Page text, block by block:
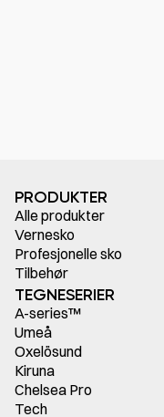
PRODUKTER
Alle produkter
Vernesko
Profesjonelle sko
Tilbehør
TEGNESERIER
A-series™
Umeå
Oxelösund
Kiruna
Chelsea Pro
Tech